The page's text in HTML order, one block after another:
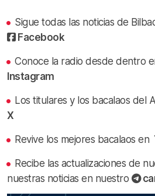
Sigue todas las noticias de
Facebook
Conoce la radio desde dentro
Instagram
Los titulares y los bacalaos del
X
Revive los mejores bacalaos en
Recibe las actualizaciones de
nuestras noticias en nuestro